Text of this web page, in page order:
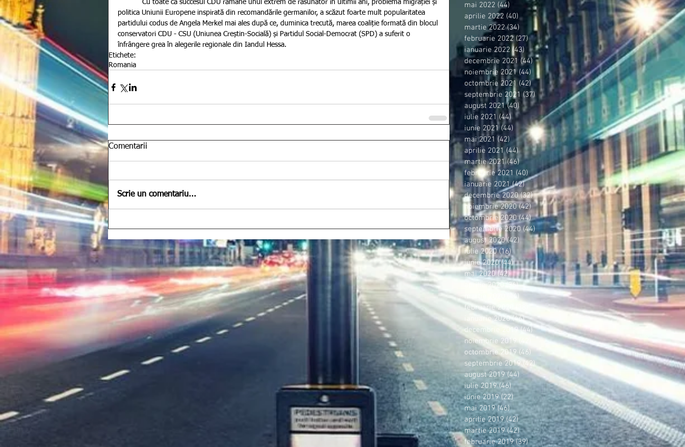
politica Uniunii Europene inspirată din recomandările germanilor, a scăzut foarte mult popularitatea
partidului codus de Angela Merkel mai ales după ce, duminica trecută, marea coaliție formată din blocul
conservatori CDU - CSU (Uniunea Creștin-Socială) și Partidul Social-Democrat (SPD) a suferit o
înfrângere grea în alegerile regionale din Iandul Hessa.
Etichete:
Romania
Comentarii
Scrie un comentariu...
mai 2022 (44) 44 postări
aprilie 2022 (40)40 postări
martie 2022 (34) 34 postări
februarie 2022 (27)27 postări
ianuarie 2022 (43) 43 postări
decembrie 2021 (44)44 postări
noiembrie 2021 (44) 44 postări
octombrie 2021 (42)42 postări
septembrie 2021 (37)37 postări
august 2021 (40)40 postări
iulie 2021 (44)44 postări
iunie 2021 (44) 44 postări
mai 2021 (42) 42 postări
aprilie 2021 (44)44 postări
martie 2021 (46)46 postări
februarie 2021 (40)40 postări
ianuarie 2021 (42)42 postări
decembrie 2020 (32)32 postări
noiembrie 2020 (42) 42 postări
octombrie 2020 (44)44 postări
septembrie 2020 (44)44 postări
august 2020 (42)42 postări
iulie 2020 (16)16 postări
iunie 2020 (44)44 postări
mai 2020 (42)42 postări
aprilie 2020 (36)36 postări
martie 2020
(44) 44 postări
februarie 2020
38 postări
ianuarie 2020 (46)46 postări
decembrie 2019 (44)44 postări
noiembrie 2019
42 postări
octombrie 2019 (46) 46 postări
septembrie 2019 (42)42 postări
august 2019 (44) 44 postări
iulie 2019 (46) 46 postări
iunie 2019 (22) 22 postări
mai 2019 (46)46 postări
aprilie 2019 (42)42 postări
martie 2019 (42)42 postări
februarie 2019 (39)39 postări